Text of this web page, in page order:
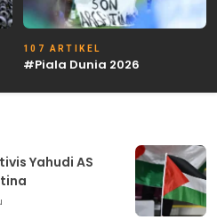
107 ARTIKEL
#Piala Dunia 2026
Yahudi AS